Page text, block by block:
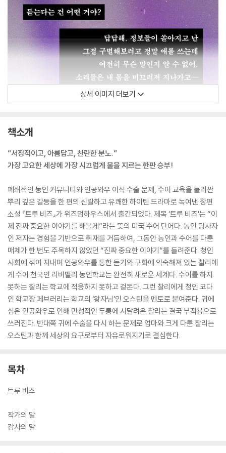
상세 이미지 더보기
책소개
”서정적이고, 아름답고, 찬란한 분노.”
가장 고요한 세상에 가장 시끄럽게 불을 지르는 한판 승부!
폐쇄적인 농인 커뮤니티와 인공와우 이식 수술 문제, 수어 교육을 둘러싼
뿌리 깊은 갈등을 한 편의 신랄하고 유쾌한 하이틴 드라마로 녹여낸 장편
소설 『트루 비즈』가 위즈덤하우스에서 출간되었다. 제목 ‘트루 비즈’는 “이
제 진짜 중요한 이야기를 해볼게”라는 뜻의 미국 수어 단어다. 농인 당사자
인 저자는 경험을 기반으로 취재를 거듭하여, 그동안 농인과 수어를 다룬
매체가 한 번도 주목하지 않았던 “진짜 중요한 이야기”를 들려준다. 청인
사회에 섞여 지내며 인공와우를 통한 듣기와 구화에 익숙해져 있는 찰리에
게 수어 천국인 리버밸리 농인학교는 완전히 새로운 세계다. 수어를 하지
못하는 찰리는 학교에 적응하지 못하고 겉돈다. 그런 찰리에게 청인 코다
인 학교장 페브러리는 학교의 ‘왕자님’인 오스틴을 멘토로 붙여준다. 귀에
심은 인공와우로 인해 만성적인 두통에 시달려온 찰리는 결국 부작용으로
쓰러진다. 반대쪽 귀에 수술을 다시 하는 문제로 엄마와 크게 다툰 찰리는
오스틴과 함께 세상의 요구로부터 자유로워지기로 결심한다.
목차
트루 비즈
작가의 말
감사의 말